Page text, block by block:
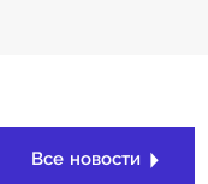
Все новости